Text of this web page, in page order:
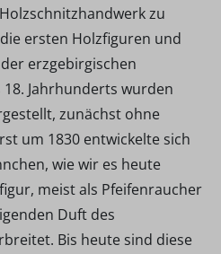
zu
ersten Holzfiguren und
erzgebirgischen
Jahrhunderts wurden
zunächst ohne
um 1830 entwickelte sich
wie wir es heute
meist als Pfeifenraucher
Duft des
Bis heute sind diese